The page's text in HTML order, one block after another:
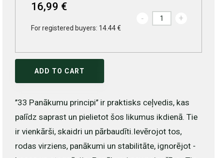
16,99 €
For registered buyers: 14.44 €
- +
ADD TO CART
’’33 Panākumu principi’’ ir praktisks ceļvedis, kas
palīdz saprast un pielietot šos likumus ikdienā. Tie
ir vienkārši, skaidri un pārbaudīti.Ievērojot tos,
rodas virziens, panākumi un stabilitāte, ignorējot -